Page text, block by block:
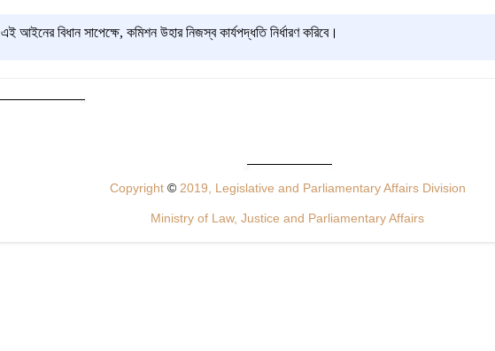
এই আইনের বিধান সাপেক্ষে, কমিশন উহার নিজস্ব কার্যপদ্ধতি নির্ধারণ করিবে।
Copyright ©2019, Legislative and Parliamentary Affairs Division
Ministry of Law, Justice and Parliamentary Affairs